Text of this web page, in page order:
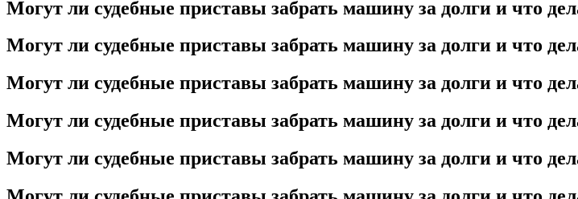
Могут ли судебные приставы забрать машину за долги и что
Могут ли судебные приставы забрать машину за долги и что
Могут ли судебные приставы забрать машину за долги и что
Могут ли судебные приставы забрать машину за долги и что
Могут ли судебные приставы забрать машину за долги и что